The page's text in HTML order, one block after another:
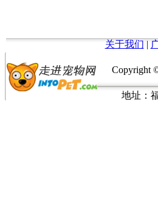
关于我们 |
Copyright
地址：